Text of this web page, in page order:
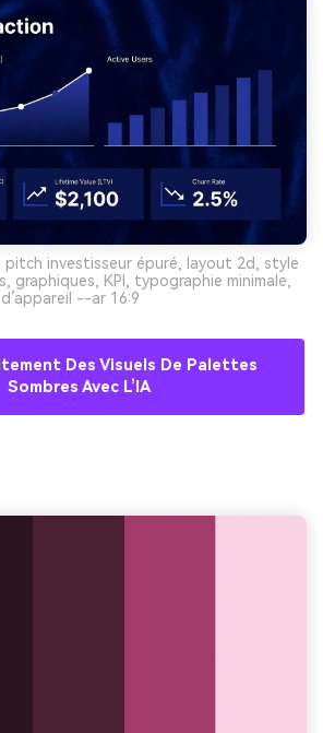
pitch investisseur épuré, layout 2d, style
graphiques, KPI, typographie minimale,
--ar 16:9
Des Visuels De Palettes
Sombres Avec L’IA